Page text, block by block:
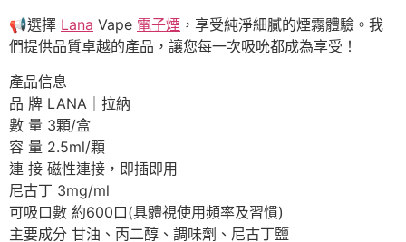
📢選擇 Lana Vape 電子煙 ，享受純淨細膩的煙霧體驗。我
們提供品質卓越的產品，讓您每一次吸吮都成為享受！
產品信息
品 牌 LANA｜拉納
數 量 3顆/盒
容 量 2.5ml/顆
連 接 磁性連接，即插即用
尼古丁 3mg/ml
可吸口數 約600口(具體視使用頻率及習慣)
主要成分 甘油、丙二醇、調味劑、尼古丁鹽